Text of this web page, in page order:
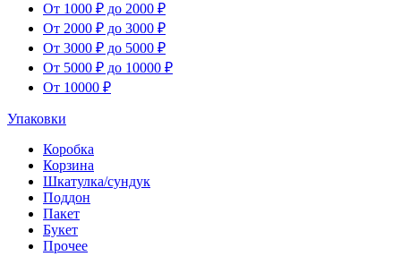
От 1000 ₽ до 2000 ₽
От 2000 ₽ до 3000 ₽
От 3000 ₽ до 5000 ₽
От 5000 ₽ до 10000 ₽
От 10000 ₽
Упаковки
Коробка
Корзина
Шкатулка/сундук
Поддон
Пакет
Букет
Прочее